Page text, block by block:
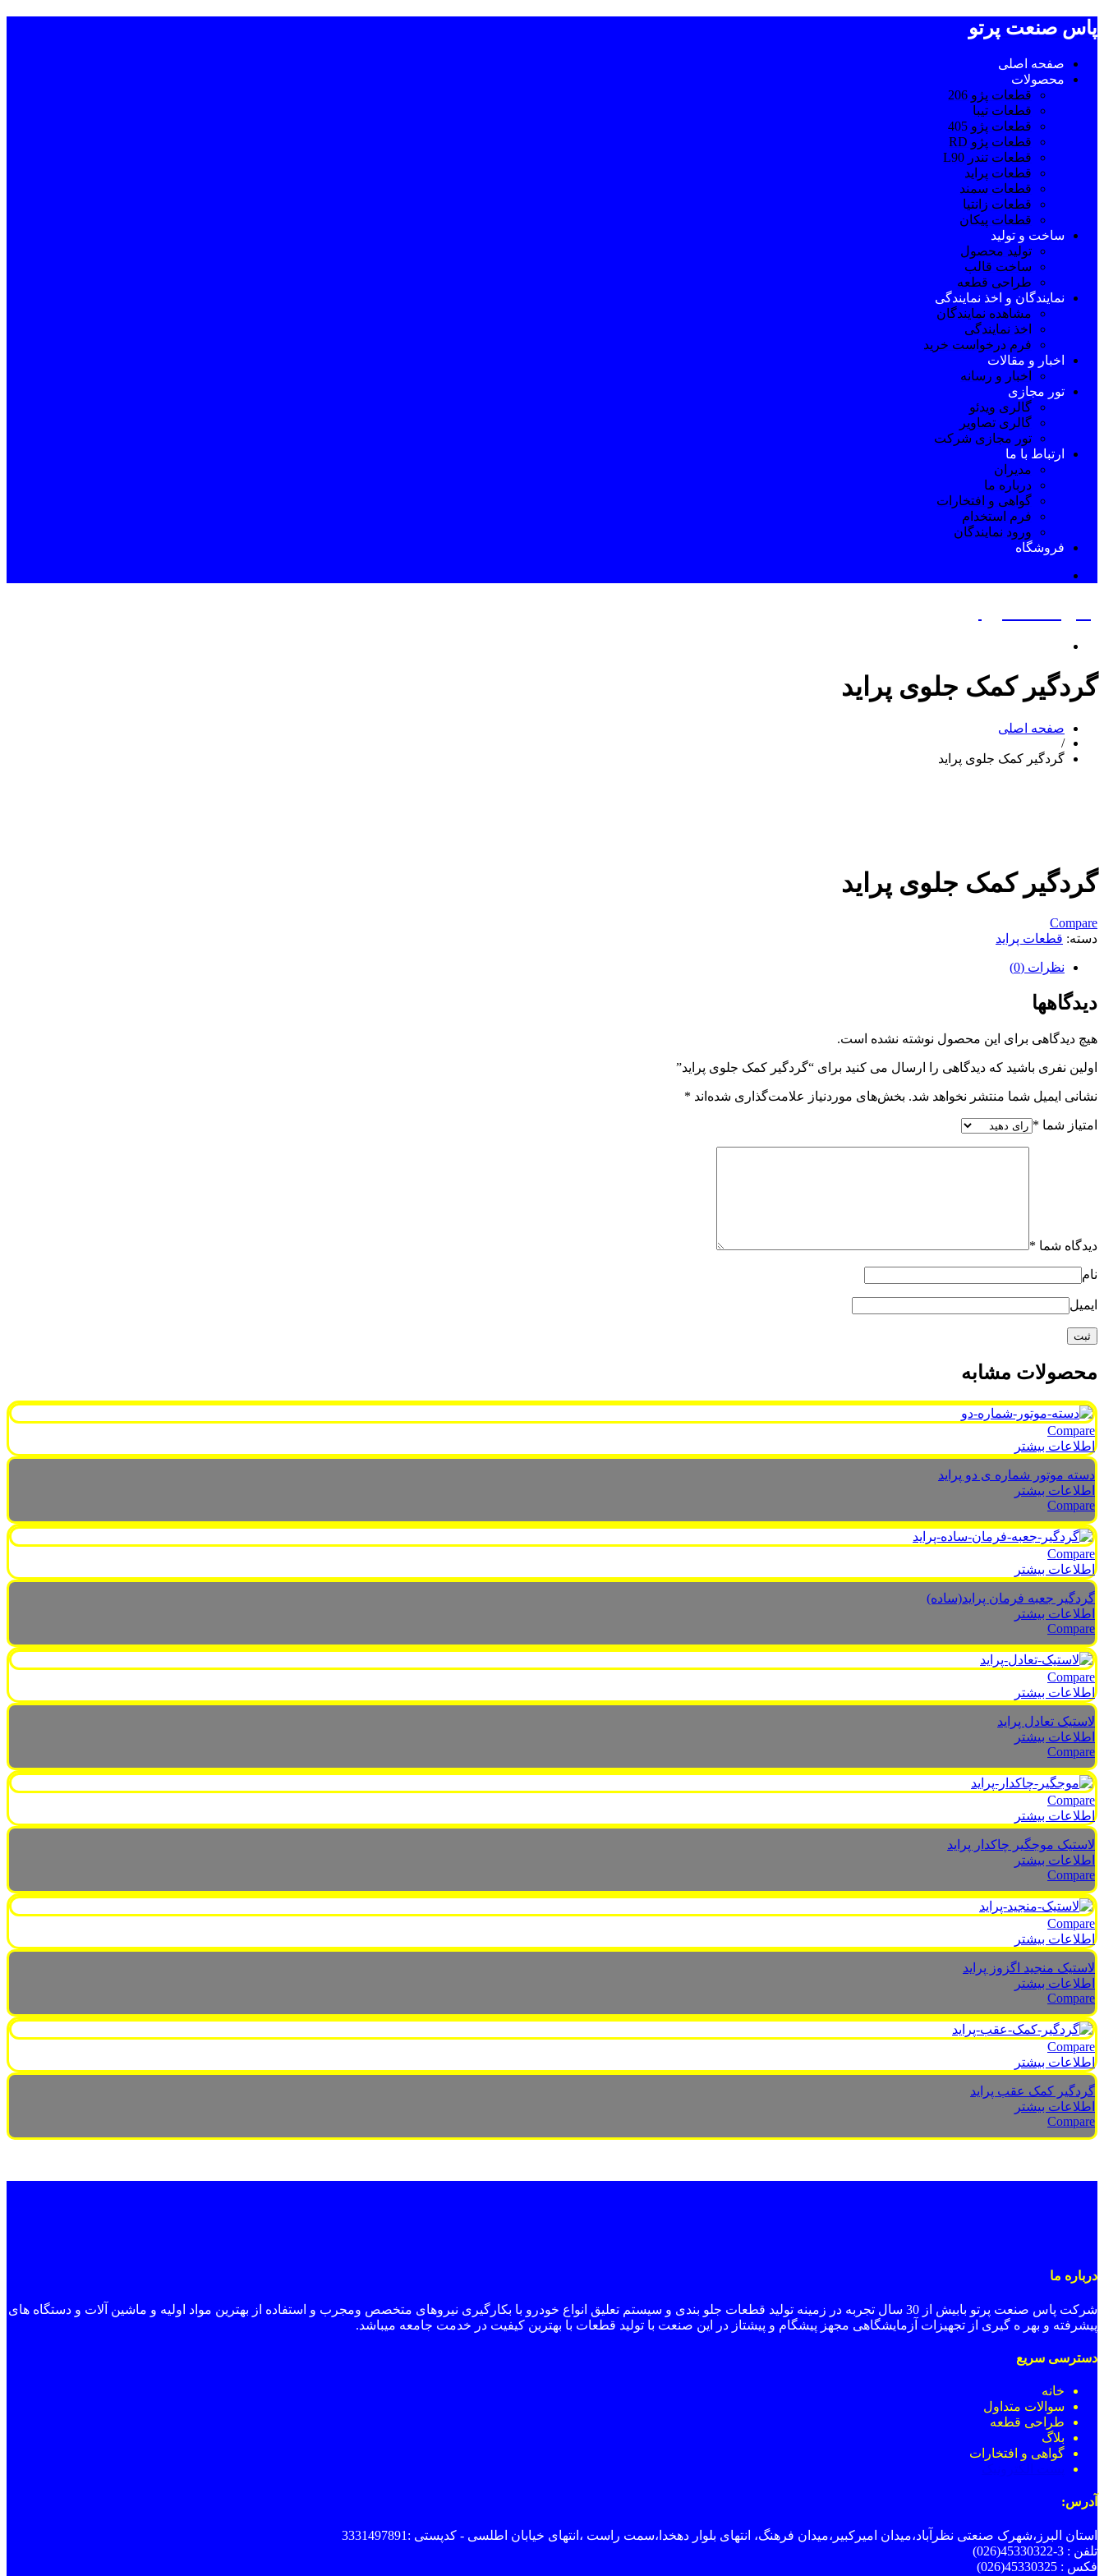
پاس صنعت پرتو
صفحه اصلی
محصولات
قطعات پژو 206
قطعات تیبا
قطعات پژو 405
قطعات پژو RD
قطعات تندر L90
قطعات پراید
قطعات سمند
قطعات زانتیا
قطعات پیکان
ساخت و تولید
تولید محصول
ساخت قالب
طراحی قطعه
نمایندگان و اخذ نمایندگی
مشاهده نمایندگان
اخذ نمایندگی
فرم درخواست خرید
اخبار و مقالات
اخبار و رسانه
تور مجازی
گالری ویدئو
گالری تصاویر
تور مجازی شرکت
ارتباط با ما
مدیران
درباره ما
گواهی و افتخارات
فرم استخدام
ورود نمایندگان
فروشگاه
گردگیر کمک جلوی پراید
صفحه اصلی
/
گردگیر کمک جلوی پراید
گردگیر کمک جلوی پراید
Compare
دسته: قطعات پراید
نظرات (0)
دیدگاهها
هیچ دیدگاهی برای این محصول نوشته نشده است.
اولین نفری باشید که دیدگاهی را ارسال می کنید برای “گردگیر کمک جلوی پراید”
نشانی ایمیل شما منتشر نخواهد شد. بخش‌های موردنیاز علامت‌گذاری شده‌اند *
امتیاز شما *
دیدگاه شما *
نام
ایمیل
محصولات مشابه
Compare
اطلاعات بیشتر
دسته موتور شماره ی دو پراید
اطلاعات بیشتر
Compare
Compare
اطلاعات بیشتر
گردگیر جعبه فرمان پراید(ساده)
اطلاعات بیشتر
Compare
Compare
اطلاعات بیشتر
لاستیک تعادل پراید
اطلاعات بیشتر
Compare
Compare
اطلاعات بیشتر
لاستیک موجگیر چاکدار پراید
اطلاعات بیشتر
Compare
Compare
اطلاعات بیشتر
لاستیک منجید اگزوز پراید
اطلاعات بیشتر
Compare
Compare
اطلاعات بیشتر
گردگیر کمک عقب پراید
اطلاعات بیشتر
Compare
درباره ما
شرکت پاس صنعت پرتو بابیش از 30 سال تجربه در زمینه تولید قطعات جلو بندی و سیستم تعلیق انواع خودرو با بکارگیری نیروهای متخصص ومجرب و استفاده از بهترین مواد اولیه و ماشین آلات و دستگاه های
پیشرفته و بهر ه گیری از تجهیزات آزمایشگاهی مجهز پیشگام و پیشتاز در این صنعت با تولید قطعات با بهترین کیفیت در خدمت جامعه میباشد.
دسترسی سریع
خانه
سوالات متداول
طراحی قطعه
بلاگ
گواهی و افتخارات
آدرس:
استان البرز،شهرک صنعتی نظرآباد،میدان امیرکبیر،میدان فرهنگ، انتهای بلوار دهخدا،سمت راست ،انتهای خیابان اطلسی - کدپستی :3331497891
تلفن : 3-45330322(026)
فکس : 45330325(026)